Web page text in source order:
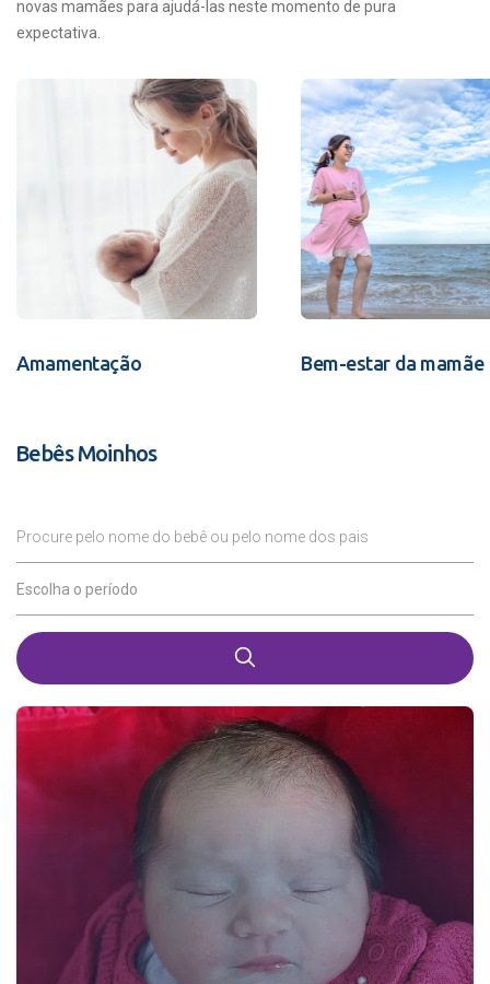
novas mamães para ajudá-las neste momento de pura
expectativa.
Amamentação Bem-estar da mamãe
Bebês Moinhos
Procure pelo nome do bebê ou pelo nome dos pais
Escolha o período